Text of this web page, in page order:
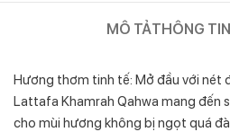
MÔ TẢTHÔNG
Hương thơm tinh tế: Mở đầu với nét
Lattafa Khamrah Qahwa mang đến
cho mùi hương không bị ngọt quá